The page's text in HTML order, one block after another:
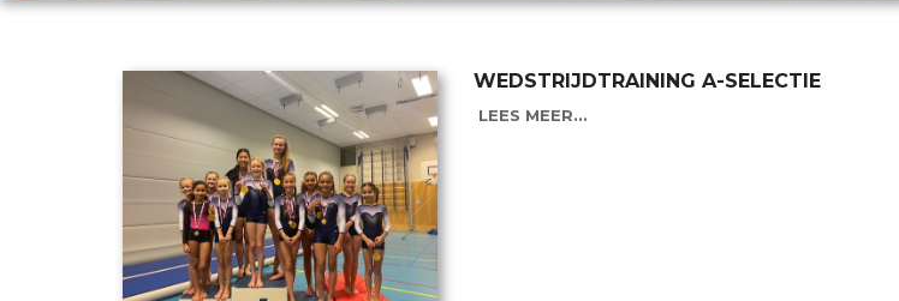
WEDSTRIJDTRAINING A-SELECTIE
LEES MEER...